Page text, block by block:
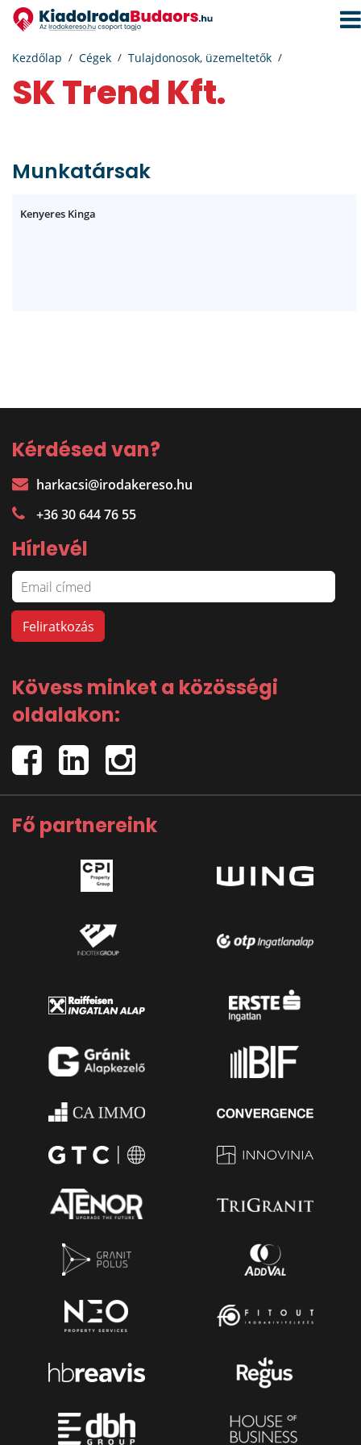
Kezdőlap Cégek Tulajdonosok, üzemeltetők
SK Trend Kft.
Munkatársak
Kenyeres Kinga
Kérdésed van?
harkacsi@irodakereso.hu
+36 30 644 76 55
Hírlevél
Kövess minket a közösségi
oldalakon:
Fő partnereink